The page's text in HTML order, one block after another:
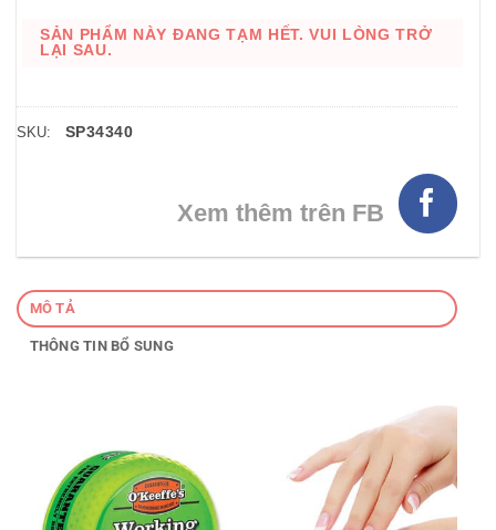
SẢN PHẨM NÀY ĐANG TẠM HẾT. VUI LÒNG TRỞ
LẠI SAU.
SKU: SP34340
Xem thêm trên FB
MÔ TẢ
THÔNG TIN BỔ SUNG